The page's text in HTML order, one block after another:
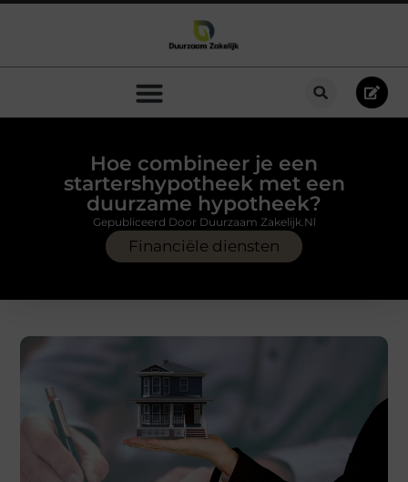
Hoe combineer je een
startershypotheek met een
duurzame hypotheek?
Financiële diensten
Gepubliceerd Door Duurzaam Zakelijk.nl